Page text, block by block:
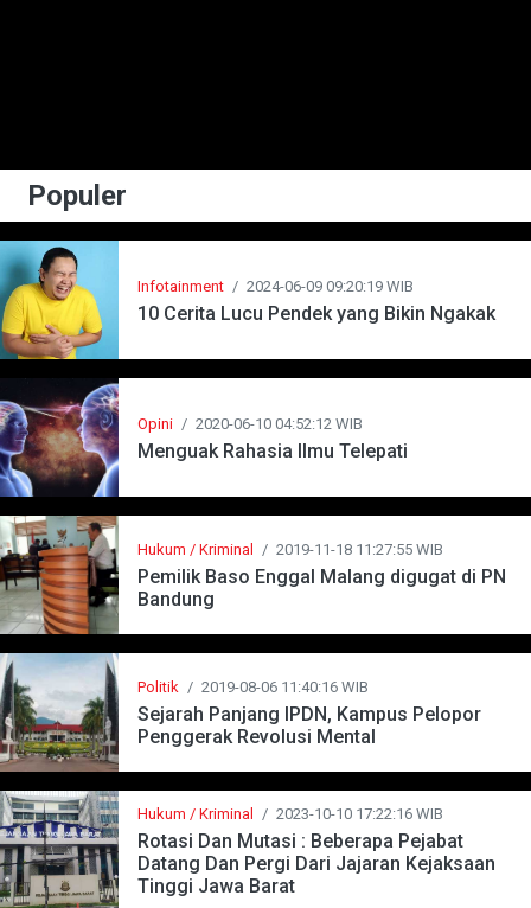
Populer
Infotainment / 2024-06-09 09:20:19 WIB
10 Cerita Lucu Pendek yang Bikin Ngakak
Opini / 2020-06-10 04:52:12 WIB
Menguak Rahasia Ilmu Telepati
Hukum / Kriminal / 2019-11-18 11:27:55 WIB
Pemilik Baso Enggal Malang digugat di PN
Bandung
Politik / 2019-08-06 11:40:16 WIB
Sejarah Panjang IPDN, Kampus Pelopor
Penggerak Revolusi Mental
Hukum / Kriminal / 2023-10-10 17:22:16 WIB
Rotasi Dan Mutasi : Beberapa Pejabat
Datang Dan Pergi Dari Jajaran Kejaksaan
Tinggi Jawa Barat